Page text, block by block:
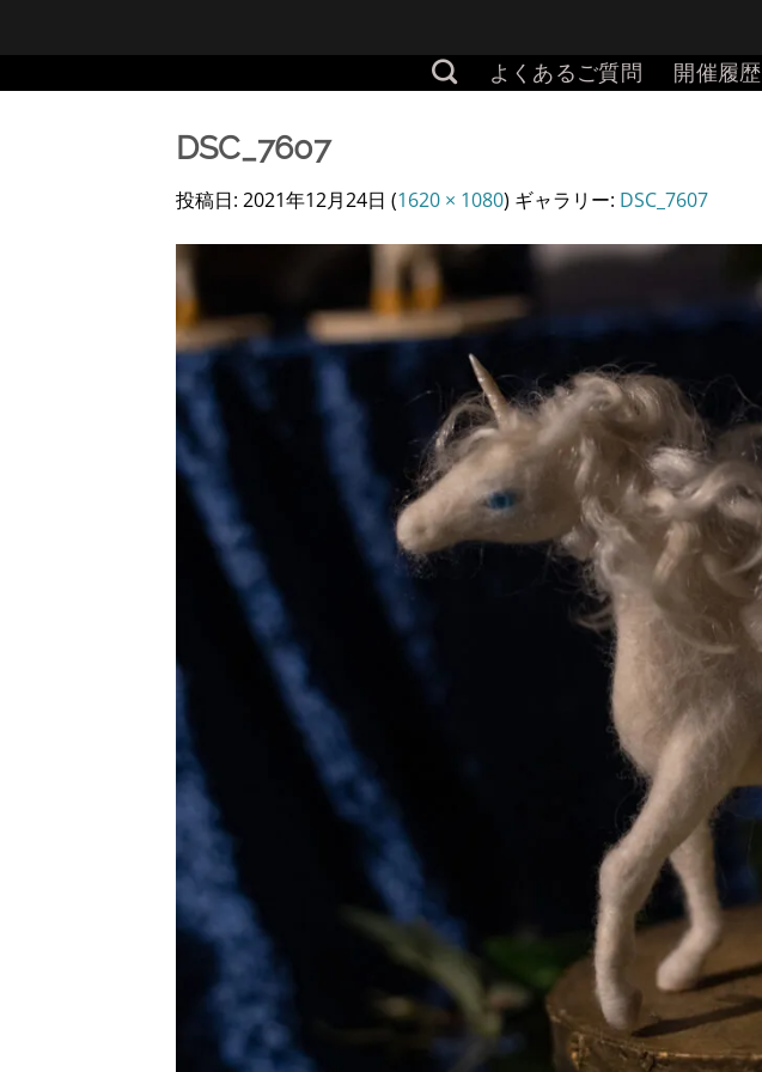
よくあるご質問 開催履歴
DSC_7607
投稿日: 2021年12月24日 (1620 × 1080) ギャラリー: DSC_7607